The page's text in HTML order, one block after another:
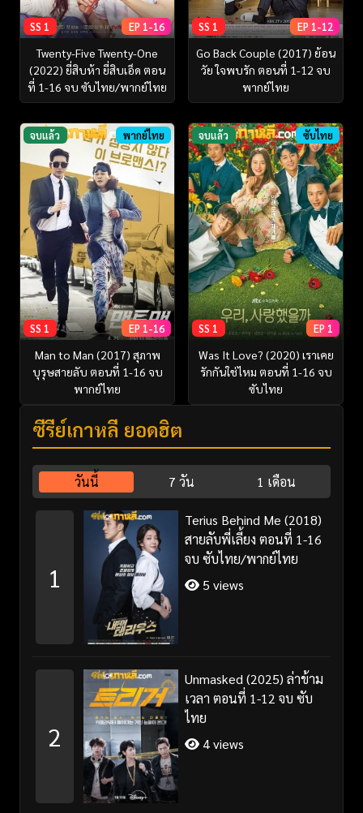
SS 1 EP 1-16
Twenty-Five Twenty-One
(2022) ยี่สิบห้า ยี่สิบเอ็ด ตอน
ที่ 1-16 จบ ซับไทย/พากย์ไทย
SS 1 EP 1-12
Go Back Couple (2017) ย้อน
วัย ใจพบรัก ตอนที่ 1-12 จบ
พากย์ไทย
จบแล้ว พากย์ไทย
SS 1 EP 1-16
Man to Man (2017) สุภาพ
บุรุษสายลับ ตอนที่ 1-16 จบ
พากย์ไทย
จบแล้ว ซับไทย
SS 1 EP 1
Was It Love? (2020) เราเคย
รักกันใช่ไหม ตอนที่ 1-16 จบ
ซับไทย
ซีรี่ย์เกาหลี ยอดฮิต
วันนี้ 7 วัน 1 เดือน
1
Terius Behind Me (2018)
สายลับพี่เลี้ยง ตอนที่ 1-16
จบ ซับไทย/พากย์ไทย
5 views
2
Unmasked (2025) ล่าข้าม
เวลา ตอนที่ 1-12 จบ ซับ
ไทย
4 views